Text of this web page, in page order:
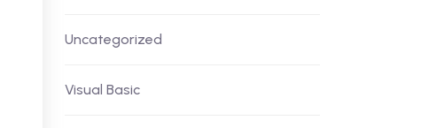
Uncategorized
Visual Basic